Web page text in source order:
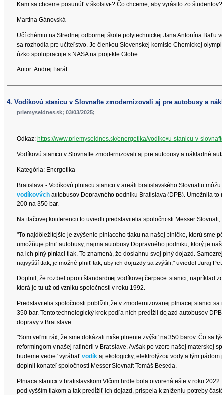
Kam sa chceme posunúť v školstve? Čo chceme, aby vyrástlo zo
Martina Gánovská
Učí chémiu na Strednej odbornej škole polytechnickej Jana Antonína Baťu
sa rozhodla pre učiteľstvo. Je členkou Slovenskej komisie Chemickej
úzko spolupracuje s NASA na projekte Globe.
Autor: Andrej Barát
4. Vodíkovú stanicu v Slovnafte zmodernizovali aj pre autobusy a
priemyseldnes.sk; 03/03/2025;
Odkaz: https://www.priemyseldnes.sk/energetika/vodikovu-stanicu-v-
Vodíkovú stanicu v Slovnafte zmodernizovali aj pre autobusy a nákladné
Kategória: Energetika
Bratislava - Vodíkovú plniacu stanicu v areáli bratislavského Slovnaftu
vodíkových autobusov Dopravného podniku Bratislava (DPB). Umožnila
200 na 350 bar.
Na tlačovej konferencii to uviedli predstavitelia spoločnosti Messer
"To najdôležitejšie je zvýšenie plniaceho tlaku na našej plničke, ktorú sme
umožňuje plniť autobusy, najmä autobusy Dopravného podniku, ktorý je
na ich plný plniaci tlak. To znamená, že dosiahnu svoj plný dojazd.
najvyšší tlak, je možné plniť tak, aby ich dojazdy sa zvýšili," uviedol Juraj
Doplnil, že rozdiel oproti štandardnej vodíkovej čerpacej stanici, napríklad
ktorá je tu už od vzniku spoločnosti v roku 1992.
Predstavitelia spoločnosti priblížili, že v zmodernizovanej plniacej stanici
350 bar. Tento technologický krok podľa nich predĺžil dojazd autobusov
dopravy v Bratislave.
"Som veľmi rád, že sme dokázali naše plnenie zvýšiť na 350 barov. Čo sa
reformingom v našej rafinérii v Bratislave. Avšak po vzore našej materskej
budeme vedieť vyrábať vodík aj ekologicky, elektrolýzou vody a tým
doplnil konateľ spoločnosti Messer Slovnaft Tomáš Beseda.
Plniaca stanica v bratislavskom Vlčom hrdle bola otvorená ešte v roku
pod vyšším tlakom a tak predĺžiť ich dojazd, prispela k zníženiu potreby